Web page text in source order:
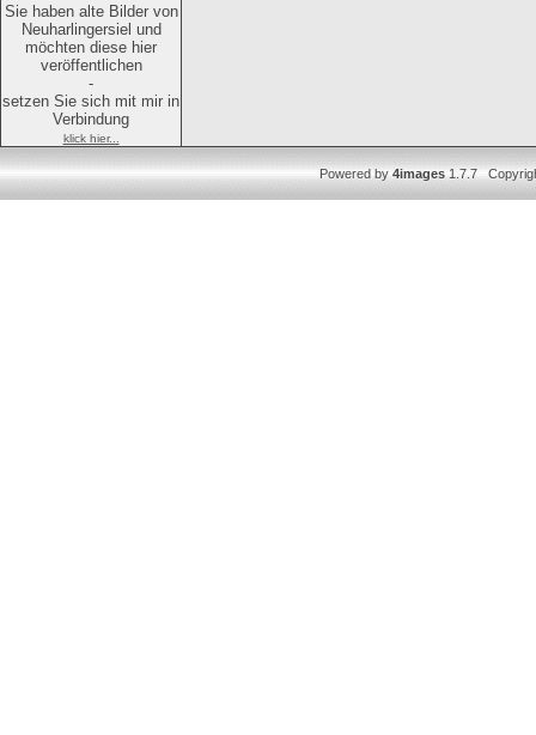
Sie haben alte Bilder von
Neuharlingersiel und
möchten diese hier
veröffentlichen
-
setzen Sie sich mit mir in
Verbindung
klick hier...
Powered by4images1.7.7